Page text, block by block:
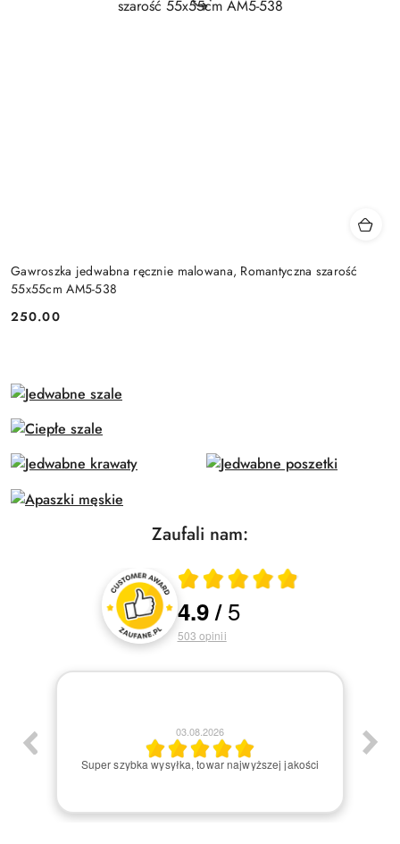
Gawroszka jedwabna ręcznie malowana, Romantyczna szarość
55x55cm AM5-538
Cena:
250.00
Zaufali nam:
Oceny i recenzje klientów
Średnia ocena 4.9 z 5
4.9/5
503 opinii
03.08.2026
Super szybka wysyłka, towar najwyższej jakości